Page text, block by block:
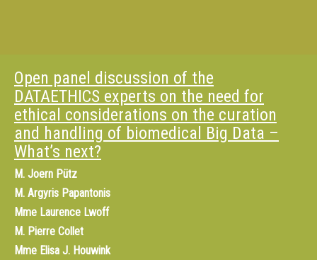
Open panel discussion of the
DATAETHICS experts on the need for
ethical considerations on the curation
and handling of biomedical Big Data –
What’s next?
M. Joern Pütz
M. Argyris Papantonis
Mme Laurence Lwoff
M. Pierre Collet
Mme Elisa J. Houwink